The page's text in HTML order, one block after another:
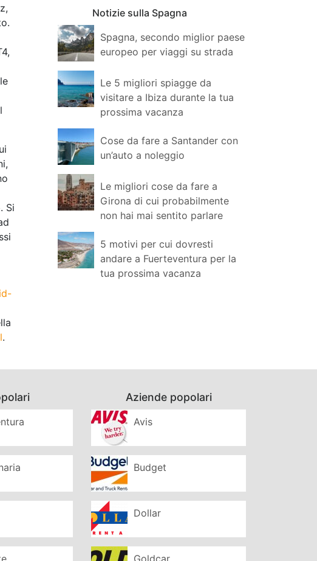
Si
.
Notizie sulla Spagna
Spagna, secondo miglior paese
europeo per viaggi su strada
Le 5 migliori spiagge da
visitare a Ibiza durante la tua
prossima vacanza
Cose da fare a Santander con
un’auto a noleggio
Le migliori cose da fare a
Girona di cui probabilmente
non hai mai sentito parlare
5 motivi per cui dovresti
andare a Fuerteventura per la
tua prossima vacanza
Aziende popolari
Avis
Budget
Dollar
Goldcar